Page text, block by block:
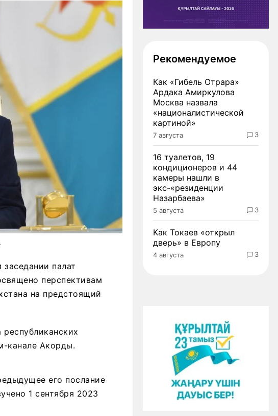
палат
перспективам
на предстоящий
канале Акорды.
его послание
1 сентября 2023
Рекомендуемое
Как «Гибель Отрара»
Ардака Амиркулова
Москва назвала
«националистической
картиной»
7 августа 3
16 туалетов, 19
кондиционеров и 44
камеры нашли в
экс-«резиденции
Назарбаева»
5 августа 3
Как Токаев «открыл
дверь» в Европу
4 августа 3